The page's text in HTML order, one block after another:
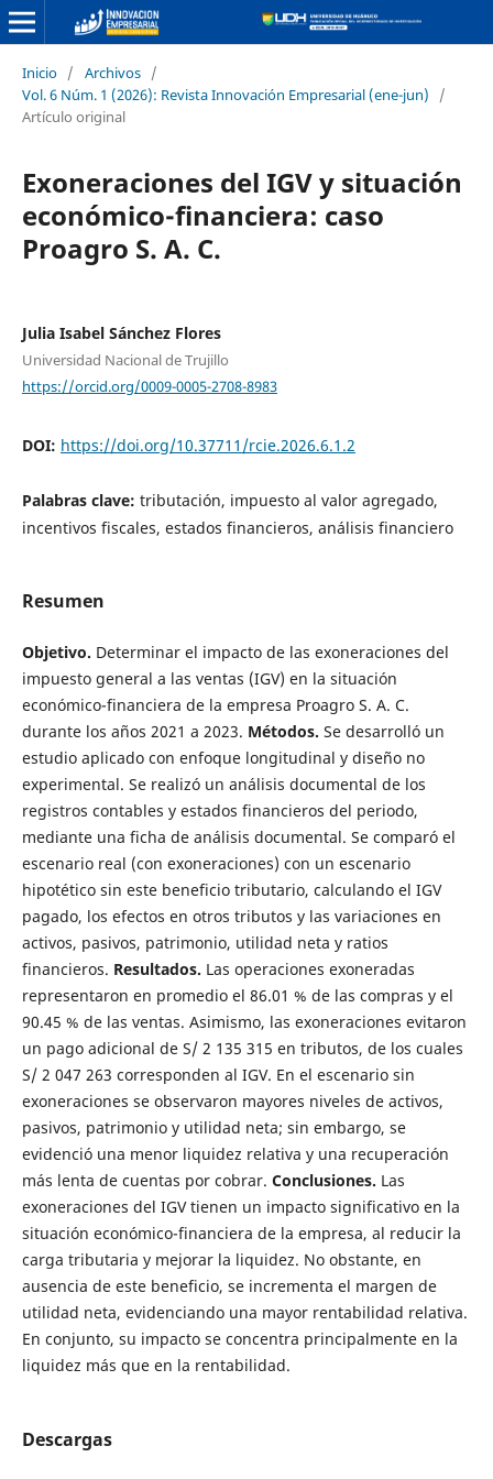
Inicio / Archivos /
Vol. 6 Núm. 1 (2026): Revista Innovación Empresarial (ene-jun)
/
Artículo original
Exoneraciones del IGV y situación
económico-financiera: caso
Proagro S. A. C.
Julia Isabel Sánchez Flores
Universidad Nacional de Trujillo
https://orcid.org/0009-0005-2708-8983
DOI: https://doi.org/10.37711/rcie.2026.6.1.2
Palabras clave: tributación, impuesto al valor agregado,
incentivos fiscales, estados financieros, análisis financiero
Resumen
Objetivo. Determinar el impacto de las exoneraciones del
impuesto general a las ventas (IGV) en la situación
económico-financiera de la empresa Proagro S. A. C.
durante los años 2021 a 2023. Métodos. Se desarrolló un
estudio aplicado con enfoque longitudinal y diseño no
experimental. Se realizó un análisis documental de los
registros contables y estados financieros del periodo,
mediante una ficha de análisis documental. Se comparó el
escenario real (con exoneraciones) con un escenario
hipotético sin este beneficio tributario, calculando el IGV
pagado, los efectos en otros tributos y las variaciones en
activos, pasivos, patrimonio, utilidad neta y ratios
financieros. Resultados. Las operaciones exoneradas
representaron en promedio el 86.01 % de las compras y el
90.45 % de las ventas. Asimismo, las exoneraciones evitaron
un pago adicional de S/ 2 135 315 en tributos, de los cuales
S/ 2 047 263 corresponden al IGV. En el escenario sin
exoneraciones se observaron mayores niveles de activos,
pasivos, patrimonio y utilidad neta; sin embargo, se
evidenció una menor liquidez relativa y una recuperación
más lenta de cuentas por cobrar. Conclusiones. Las
exoneraciones del IGV tienen un impacto significativo en la
situación económico-financiera de la empresa, al reducir la
carga tributaria y mejorar la liquidez. No obstante, en
ausencia de este beneficio, se incrementa el margen de
utilidad neta, evidenciando una mayor rentabilidad relativa.
En conjunto, su impacto se concentra principalmente en la
liquidez más que en la rentabilidad.
Descargas